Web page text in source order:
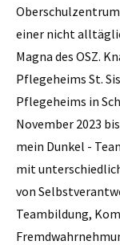
einer nicht
Magna des OSZ.
Pflegeheims St.
Pflegeheims in
November 2023
mein Dunkel -
mit
von
Teambildung,